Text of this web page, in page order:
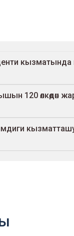
кызматында
120 өлкөдөн